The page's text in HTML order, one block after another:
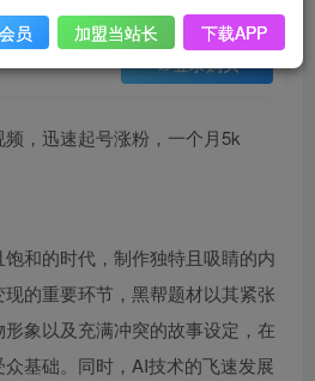
终身VIP会员免费
登录购买
和的时代，制作独特且吸睛的内
的重要环节，黑帮题材以其紧张
象以及充满冲突的故事设定，在
基础。同时，AI技术的飞速发展
员 加盟当站长 下载APP